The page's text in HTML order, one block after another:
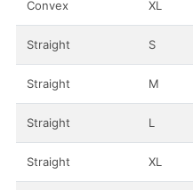
Convex XL
Straight S
Straight M
Straight L
Straight XL